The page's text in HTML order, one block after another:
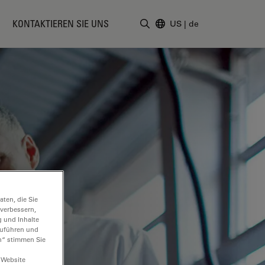
KONTAKTIEREN SIE UNS US | de
die Sie
und Inhalte
und
stimmen Sie